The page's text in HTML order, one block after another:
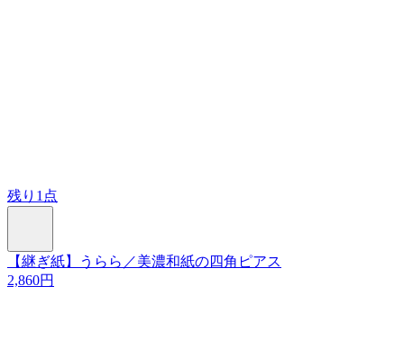
残り1点
【継ぎ紙】うらら／美濃和紙の四角ピアス
2,860円